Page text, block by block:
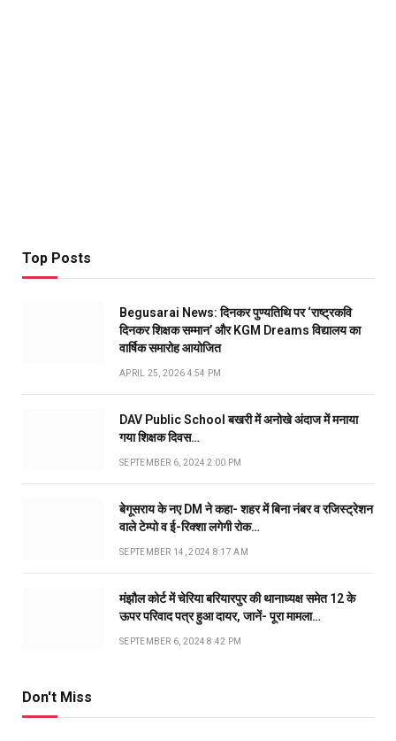
Top Posts
Begusarai News: दिनकर पुण्यतिथि पर ‘राष्ट्रकवि
दिनकर शिक्षक सम्मान’ और KGM Dreams विद्यालय का
वार्षिक समारोह आयोजित
APRIL 25, 2026 4:54 PM
DAV Public School बखरी में अनोखे अंदाज में मनाया
गया शिक्षक दिवस…
SEPTEMBER 6, 2024 2:00 PM
बेगूसराय के नए DM ने कहा- शहर में बिना नंबर व रजिस्ट्रेशन
वाले टेम्पो व ई-रिक्शा लगेगी रोक…
SEPTEMBER 14, 2024 8:17 AM
मंझौल कोर्ट में चेरिया बरियारपुर की थानाध्यक्ष समेत 12 के
ऊपर परिवाद पत्र हुआ दायर, जानें- पूरा मामला…
SEPTEMBER 6, 2024 8:42 PM
Don't Miss